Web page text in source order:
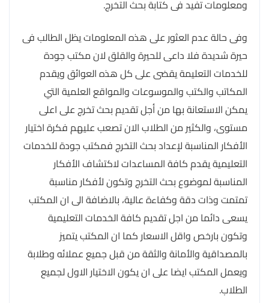
ومعلومات تفيد فى كتابة بحث التخرج.
وفى حالة عدم العثور على هذه المعلومات يظل الطالب فى
حيرة شديدة فلا داعى للحيرة والقلق لان مكتب جودة
للخدمات التعليمة يقضى على كل هذه العوائق ويقدم
المكاتب والكتب والموسوعات والمواقع العلمية التي
يمكن الاستعانة بها من أجل تقديم بحث تخرج على اعلى
مستوى، والكثير من الطلاب الان تصعب عليهم فكرة اختيار
الأفكار المناسبة لإعداد بحث التخرج فمكتب جودة للخدمات
التعليمية يقدم كافة المساعدات لاكتشاف الأفكار
المناسبة لموضوع بحث التخرج وتكون لأفكار مناسبة
تمتمت وذات دقة وكفاءة عالية، بالاضافة الى ان المكتب
يسعى دائما من اجل تقديم كافة الخدمات التعليمية
وتكون بارخص واقل الاسعار كما ان المكتب يتميز
بالمصداقية والأمانة والثقة من قبل جميع عملائه وطلابة
ويعمل المكتب ايضا على ان يكون الاختيار الاول لجميع
الطلاب.